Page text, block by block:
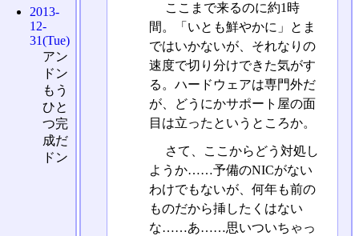
ここまで来るのに約1時
間。「いとも鮮やかに」とま
ではいかないが、それなりの
速度で切り分けできた気がす
る。ハードウェアは専門外だ
が、どうにかサポート屋の面
目は立ったというところか。
さて、ここからどう対処し
ようか……予備のNICがない
わけでもないが、何年も前の
ものだから挿したくはない
な……あ……思いついちゃっ
2013-
12-
31(Tue)
アン
ドン
もう
ひと
つ完
成だ
ドン